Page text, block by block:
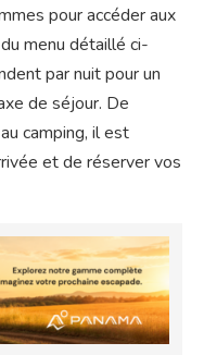
pour accéder aux
menu détaillé ci-
par nuit pour un
de séjour. De
camping, il est
et de réserver vos